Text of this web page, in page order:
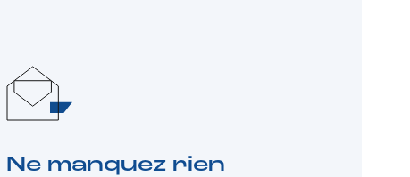
Ne manquez rien